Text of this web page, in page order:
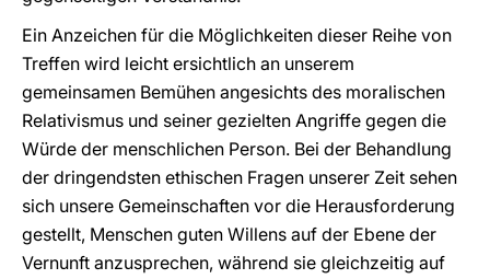
Ein Anzeichen für die Möglichkeiten dieser Reihe von
Treffen wird leicht ersichtlich an unserem
gemeinsamen Bemühen angesichts des moralischen
Relativismus und seiner gezielten Angriffe gegen die
Würde der menschlichen Person. Bei der Behandlung
der dringendsten ethischen Fragen unserer Zeit sehen
sich unsere Gemeinschaften vor die Herausforderung
gestellt, Menschen guten Willens auf der Ebene der
Vernunft anzusprechen, während sie gleichzeitig auf